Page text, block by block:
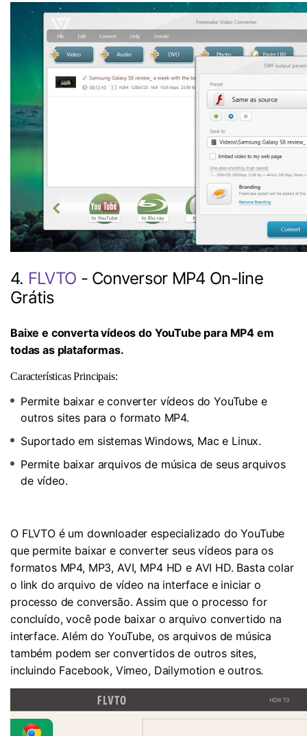
4. FLVTO - Conversor MP4 On-line
Grátis
Baixe e converta vídeos do YouTube para MP4 em
todas as plataformas.
Características Principais:
Permite baixar e converter vídeos do YouTube e
outros sites para o formato MP4.
Suportado em sistemas Windows, Mac e Linux.
Permite baixar arquivos de música de seus arquivos
de vídeo.
O FLVTO é um downloader especializado do YouTube
que permite baixar e converter seus vídeos para os
formatos MP4, MP3, AVI, MP4 HD e AVI HD. Basta colar
o link do arquivo de vídeo na interface e iniciar o
processo de conversão. Assim que o processo for
concluído, você pode baixar o arquivo convertido na
interface. Além do YouTube, os arquivos de música
também podem ser convertidos de outros sites,
incluindo Facebook, Vimeo, Dailymotion e outros.